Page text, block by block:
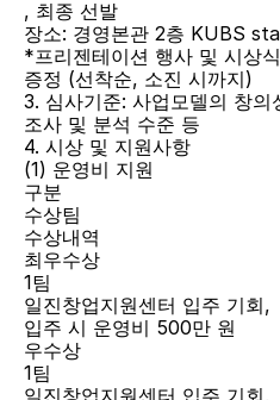
, 최종 선발
장소: 경영본관 2층 KUBS
*프리젠테이션 행사 및 시상
증정 (선착순, 소진 시까지)
3. 심사기준: 사업모델의 창
조사 및 분석 수준 등
4. 시상 및 지원사항
(1) 운영비 지원
구분
수상팀
수상내역
최우수상
1팀
일진창업지원센터 입주 기회,
입주 시 운영비 500만 원
우수상
1팀
일진창업지원센터 입주 기회,